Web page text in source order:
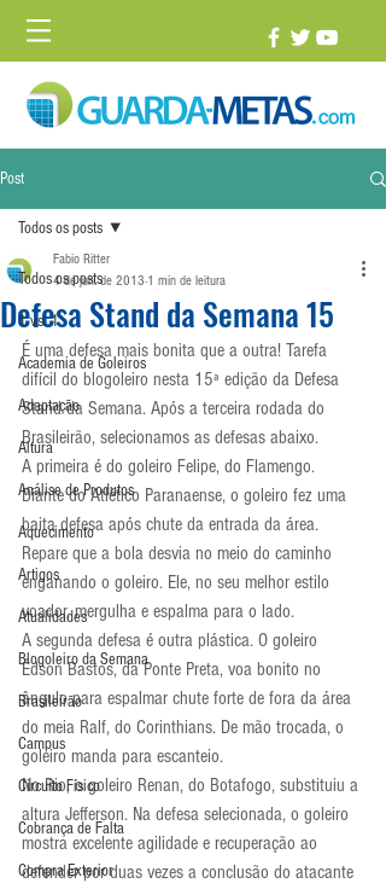
Post
Todos os posts
1 vs. 1
Academia de Goleiros
Adaptação
Altura
Análise de Produtos
Aquecimento
Artigos
Atualidades
Blogoleiro da Semana
Brasileirão
Campus
Circuito Físico
Cobrança de Falta
Compra Exterior
Todos os posts
Defesa Stand da Semana 15
Fabio Ritter
4 de jun. de 2013 1 min de leitura
É uma defesa mais bonita que a outra! Tarefa
difícil do blogoleiro nesta 15ª edição da Defesa
Stand da Semana. Após a terceira rodada do
Brasileirão, selecionamos as defesas abaixo.
A primeira é do goleiro Felipe, do Flamengo.
Diante do Atlético Paranaense, o goleiro fez uma
baita defesa após chute da entrada da área.
Repare que a bola desvia no meio do caminho
enganando o goleiro. Ele, no seu melhor estilo
voador, mergulha e espalma para o lado.
A segunda defesa é outra plástica. O goleiro
Édson Bastos, da Ponte Preta, voa bonito no
ângulo para espalmar chute forte de fora da área
do meia Ralf, do Corinthians. De mão trocada, o
goleiro manda para escanteio.
No Rio, o goleiro Renan, do Botafogo, substituiu a
altura Jefferson. Na defesa selecionada, o goleiro
mostra excelente agilidade e recuperação ao
defender por duas vezes a conclusão do atacante